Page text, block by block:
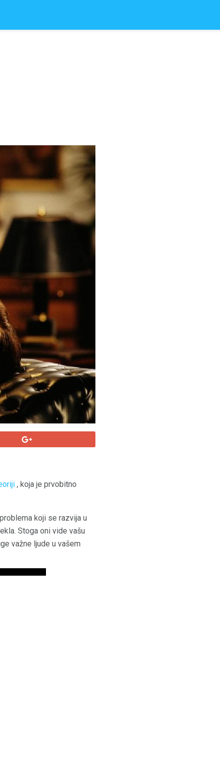
, koja je prvobitno
koji se razvija u
Stoga oni vide vašu
važne ljude u vašem